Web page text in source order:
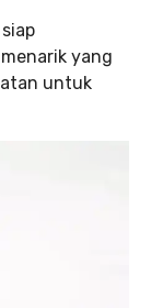
yang
untuk